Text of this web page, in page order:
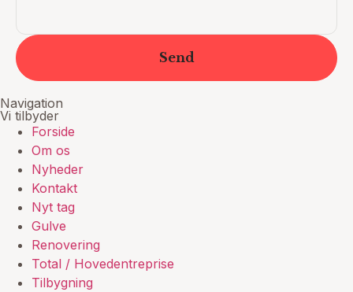
Send
Navigation
Vi tilbyder
Forside
Om os
Nyheder
Kontakt
Nyt tag
Gulve
Renovering
Total / Hovedentreprise
Tilbygning